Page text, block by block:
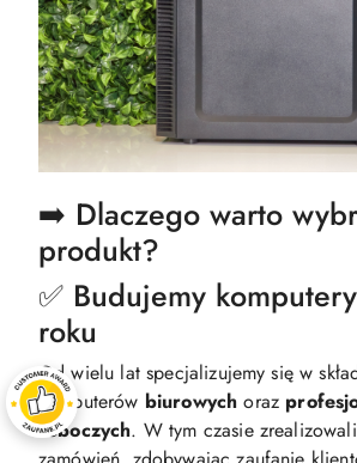
➡️ Dlaczego warto
produkt?
✅ Budujemy
roku
Od wielu lat specjalizujemy się w
komputerów biurowych oraz
roboczych. W tym czasie